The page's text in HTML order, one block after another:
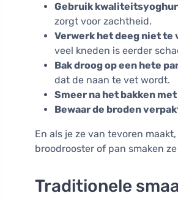
Gebruik
zorgt voor zachtheid.
Verwerk het deeg niet te
veel kneden is eerder
Bak droog op een hete
dat de naan te vet wordt.
Smeer na het bakken
Bewaar de broden
En als je ze van tevoren
broodrooster of pan smaken
Traditionele